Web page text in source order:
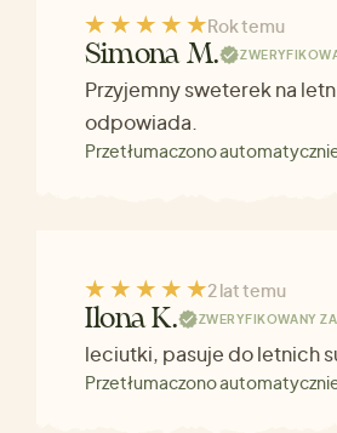
Rok temu
Simona M.
Przyjemny sweterek na
odpowiada.
Przetłumaczono
2 lat temu
Ilona K. ZWERYFIKOWANY
leciutki, pasuje do letnich
Przetłumaczono